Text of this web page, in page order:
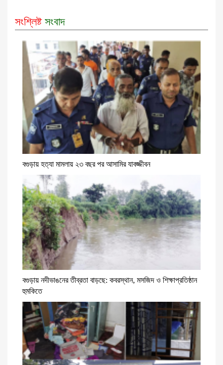
সংশ্লিষ্ট সংবাদ
বগুড়ায় হত্যা মামলায় ২৩ বছর পর আসামির যাবজ্জীবন
বগুড়ায় নদীভাঙনের তীব্রতা বাড়ছে: কবরস্থান, মসজিদ ও শিক্ষাপ্রতিষ্ঠান
হুমকিতে